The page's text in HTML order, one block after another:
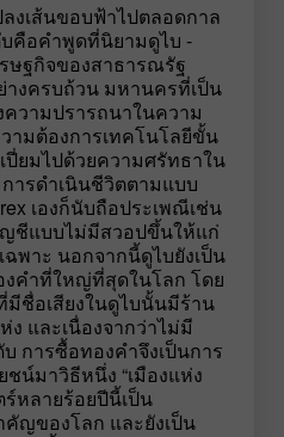
งเส้นขอบฟ้าไปตลอดกาล
คือคำพูดที่นิยามดูไบ -
ษฐกิจของสาธารณรัฐ
างครบถ้วน มหานครที่เป็น
วามปรารถนาในความ
มต้องการเทคโนโลยีขั้น
ยมไปด้วยความศรัทธาใน
ารดำเนินชีวิตตามแบบ
เองก็นับถือประเพณีเช่น
ญชีแบบไม่มีสวอปขึ้นให้แก่
พาะ นอกจากนี้ดูไบยังเป็น
คำที่ใหญ่ที่สุดในโลก โดย
ชื่อเสียงในดูไบนั้นมีร้าน
ง และเนื่องจากว่าไม่มี
การซื้อทองคำจึงเป็นการ
น์มาวิธีหนึ่ง “เมืองแห่ง
หลายร้อยปีนี้เป็น
คัญของโลก และยังเป็น